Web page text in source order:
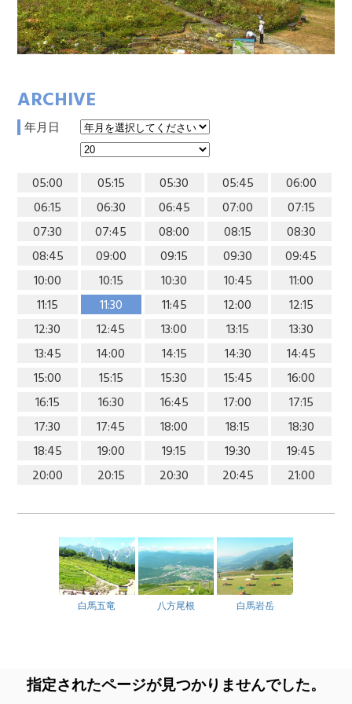
ARCHIVE
年月日
05:00 05:15 05:30 05:45
06:00
06:15
06:30 06:45 07:00
07:15
07:30
07:45 08:00 08:15
08:30
08:45
09:00 09:15 09:30
09:45
10:00
10:15 10:30 10:45
11:00
11:15
11:30 11:45 12:00
12:15
12:30
12:45 13:00 13:15
13:30
13:45
14:00 14:15 14:30
14:45
15:00
15:15 15:30 15:45
16:00
16:15
16:30 16:45 17:00
17:15
17:30
17:45 18:00 18:15
18:30
18:45
19:00 19:15 19:30
19:45
20:00
20:15 20:30 20:45 21:00
白馬五竜 八方尾根 白馬岩岳